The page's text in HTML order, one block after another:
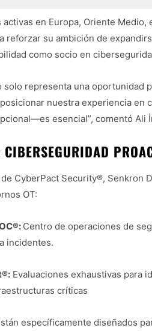
en Europa, Oriente
reforzar su ambición de
como socio en
solo representa una
nuestra experiencia
esencial”, comentó Ali
CIBERSEGURIDAD
de CyberPact Security®,
OT:
Centro de operaciones de
incidentes.
Evaluaciones exhaustivas para
críticas
específicamente diseñados